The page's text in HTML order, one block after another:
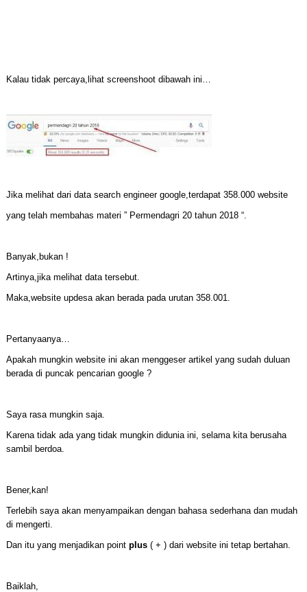
Kalau tidak percaya,lihat screenshoot dibawah ini…
Jika melihat dari data search engineer google,terdapat 358.000 website
yang telah membahas materi ” Permendagri 20 tahun 2018 “.
Banyak,bukan !
Artinya,jika melihat data tersebut.
Maka,website updesa akan berada pada urutan 358.001.
Pertanyaanya…
Apakah mungkin website ini akan menggeser artikel yang sudah duluan
berada di puncak pencarian google ?
Saya rasa mungkin saja.
Karena tidak ada yang tidak mungkin didunia ini, selama kita berusaha
sambil berdoa.
Bener,kan!
Terlebih saya akan menyampaikan dengan bahasa sederhana dan mudah
di mengerti.
Dan itu yang menjadikan point plus( + ) dari website ini tetap bertahan.
Baiklah,